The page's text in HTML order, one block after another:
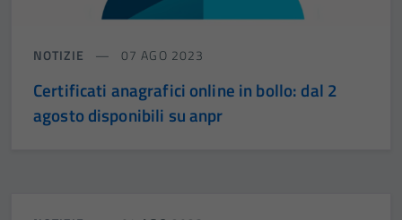
NOTIZIE 07 AGO 2023
Certificati anagrafici online in bollo: dal 2
agosto disponibili su anpr